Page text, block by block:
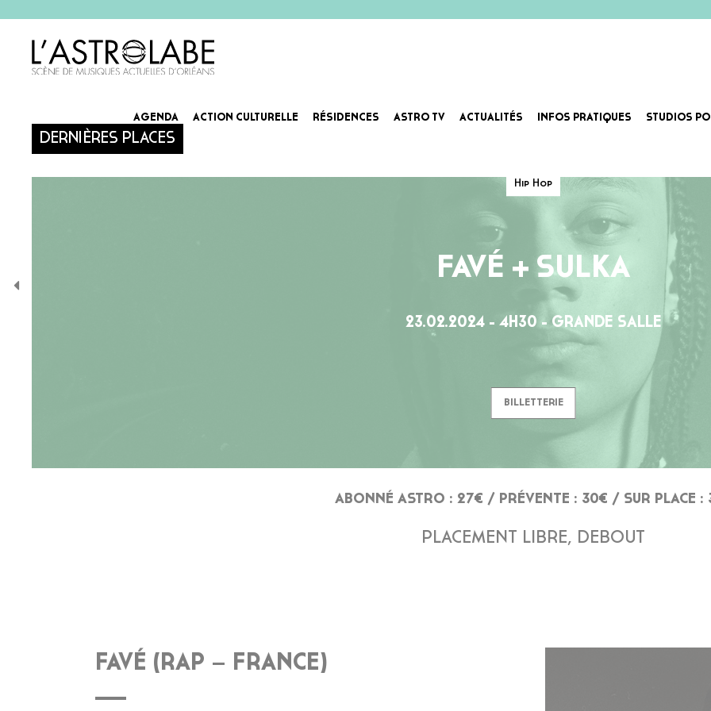
AGENDA ACTION CULTURELLE RÉSIDENCES ASTRO TV ACTUALITÉS INFOS PRATIQUES STUDIOS
DERNIÈRES PLACES
Hip Hop
FAVÉ + SULKA
23.02.2024 - 4H30 - GRANDE SALLE
BILLETTERIE
ABONNÉ ASTRO : 27€ / PRÉVENTE : 30€ / SUR PLACE :
PLACEMENT LIBRE, DEBOUT
FAVÉ (RAP – FRANCE)